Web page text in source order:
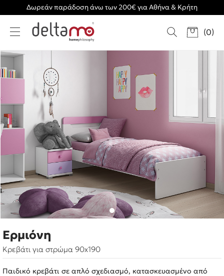
Δωρεάν παράδοση άνω των 200€ για Αθήνα & Κρήτη
(0)
Ερμιόνη
Κρεβάτι για στρώμα 90x190
Παιδικό κρεβάτι σε απλό σχεδιασμό, κατασκευασμένο από